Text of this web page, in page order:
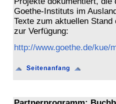
Goethe-Instituts im
Texte zum aktuellen
zur Verfügung:
http://www.goethe.de/kue/